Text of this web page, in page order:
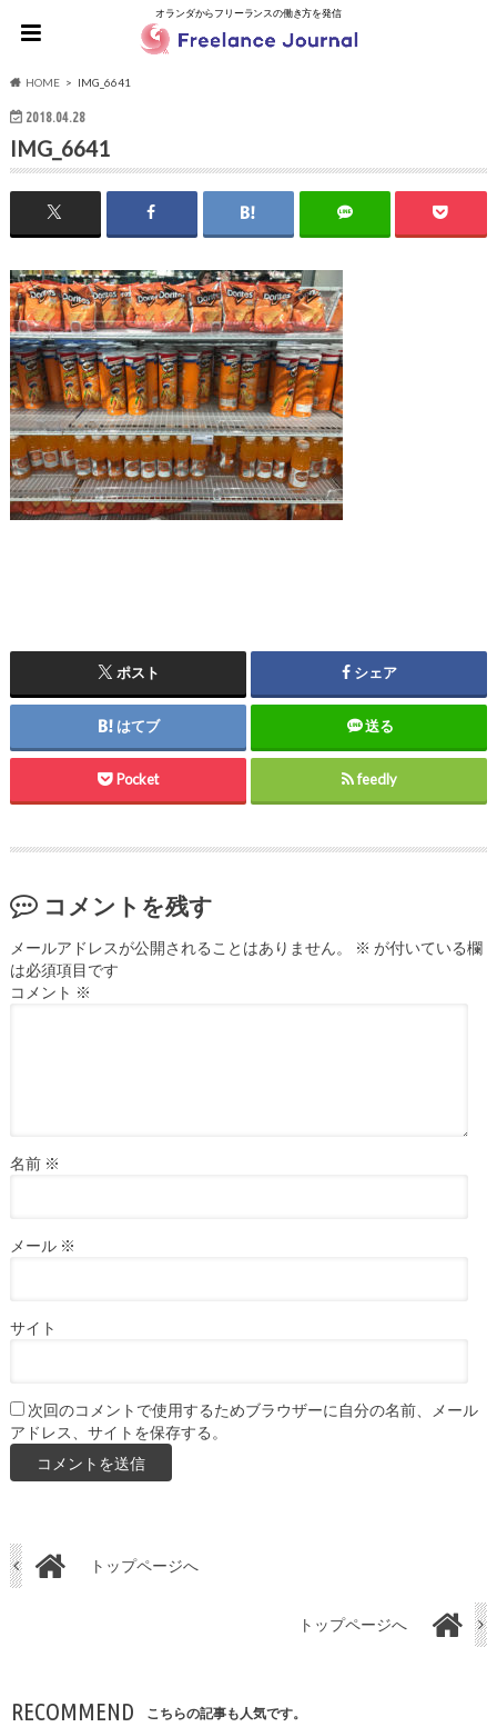
オランダからフリーランスの働き方を発信
HOME IMG_6641
2018.04.28
IMG_6641
ポスト シェア
はてブ 送る
Pocket feedly
コメントを残す
メールアドレスが公開されることはありません。 ※ が付いている欄
は必須項目です
コメント ※
名前 ※
メール ※
サイト
次回のコメントで使用するためブラウザーに自分の名前、メール
アドレス、サイトを保存する。
トップページへ
トップページへ
RECOMMEND こちらの記事も人気です。